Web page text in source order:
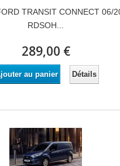
TRANSIT CONNECT 06/
RDSOH...
289,00 €
au panier Détails